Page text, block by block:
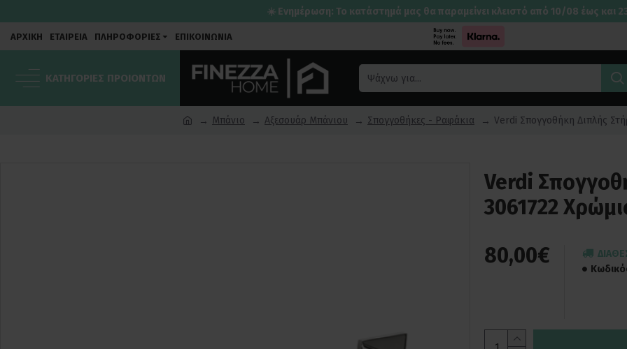
☀️ Ενημέρωση: Το κατάστημά μας θα παραμείνει κλειστό από 10/08 έως και
ΑΡΧΙΚΗ ΕΤΑΙΡΕΙΑ ΠΛΗΡΟΦΟΡΙΕΣ ΕΠΙΚΟΙΝΩΝΙΑ
ΚΑΤΗΓΟΡΙΕΣ ΠΡΟΙΟΝΤΩΝ
Μπάνιο Αξεσουάρ Μπάνιου Σπογγοθήκες - Ραφάκια Verdi Σπογγοθήκη Διπλής
Verdi
3061722
80,00€